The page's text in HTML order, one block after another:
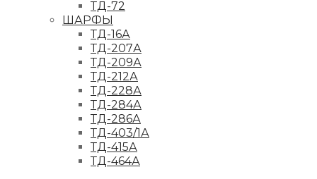
ТД-72
ШАРФЫ
ТД-16А
ТД-207А
ТД-209А
ТД-212А
ТД-228А
ТД-284А
ТД-286А
ТД-403/1А
ТД-415А
ТД-464А